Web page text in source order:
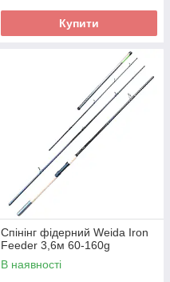
Купити
Спінінг фідерний Weida Iron
Feeder 3,6м 60-160g
В наявності